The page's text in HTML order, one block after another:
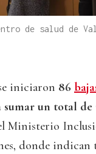
de salud de
iniciaron 86
un total de
Ministerio
donde indican